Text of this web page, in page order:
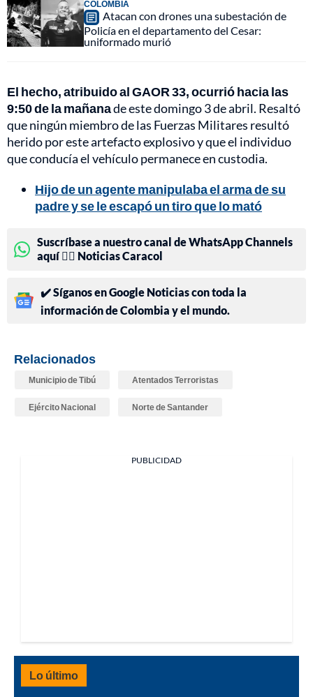
COLOMBIA
Atacan con drones una subestación de
Policía en el departamento del Cesar:
uniformado murió
El hecho, atribuido al GAOR 33, ocurrió hacia las
9:50 de la mañanade este domingo 3 de abril. Resaltó
que ningún miembro de las Fuerzas Militares resultó
herido por este artefacto explosivo y que el individuo
que conducía el vehículo permanece en custodia.
Hijo de un agente manipulaba el arma de su
padre y se le escapó un tiro que lo mató
Suscríbase a nuestro canal de WhatsApp Channels
aquí 👉🏻 Noticias Caracol
✔️ Síganos en Google Noticias con toda la
información de Colombia y el mundo.
Relacionados
Municipio de Tibú Atentados Terroristas
Ejército Nacional Norte de Santander
PUBLICIDAD
Lo último